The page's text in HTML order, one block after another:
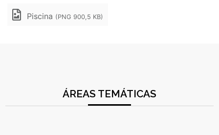
Piscina (PNG 900,5 KB)
ÁREAS TEMÁTICAS